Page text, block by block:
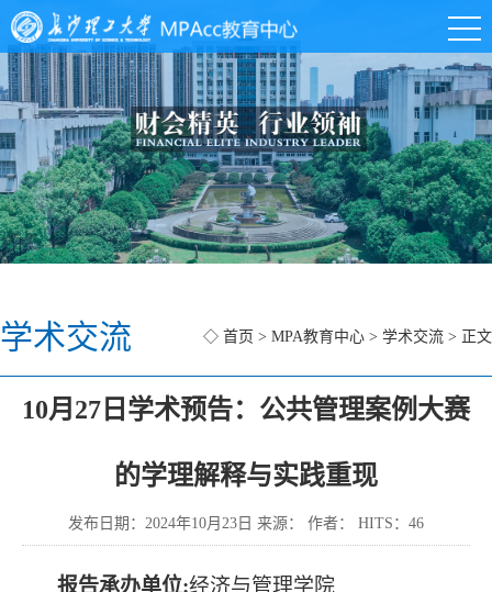
学术交流 ◇ 首页 > MPA教育中心 > 学术交流 > 正文
10月27日学术预告：公共管理案例大赛
的学理解释与实践重现
发布日期：2024年10月23日 来源： 作者： HITS： 46
报告承办单位:经济与管理学院